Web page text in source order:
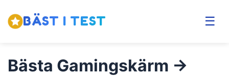
BÄST I TEST ☰
Bästa Gamingskärm →